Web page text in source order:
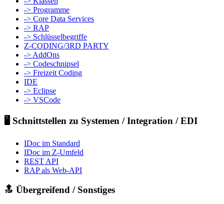
-> Programme
-> Core Data Services
-> RAP
-> Schlüsselbegriffe
Z-CODING/3RD PARTY
-> AddOns
-> Codeschnipsel
-> Freizeit Coding
IDE
-> Eclipse
-> VSCode
🖥️ Schnittstellen zu Systemen / Integration / EDI
IDoc im Standard
IDoc im Z-Umfeld
REST API
RAP als Web-API
🔝 Übergreifend / Sonstiges